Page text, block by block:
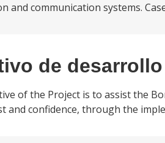
and communication systems.
de desarrollo
of the Project is to assist the
and confidence, through the